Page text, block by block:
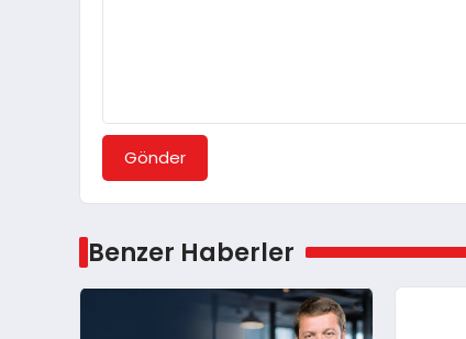
Gönder
Benzer Haberler